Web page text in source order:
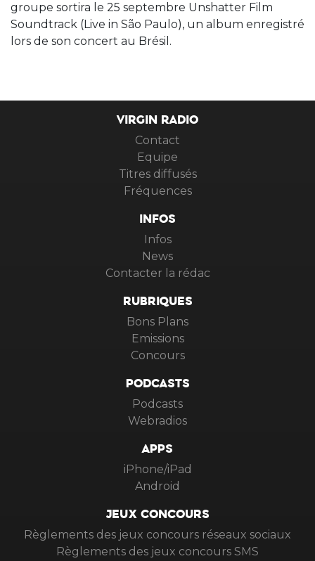
groupe sortira le 25 septembre Unshatter Film
Soundtrack (Live in São Paulo), un album enregistré
lors de son concert au Brésil.
VIRGIN RADIO
Contact
Equipe
Titres diffusés
Fréquences
INFOS
Infos
News
Contacter la rédac
RUBRIQUES
Bons Plans
Emissions
Concours
PODCASTS
Podcasts
Webradios
APPS
iPhone/iPad
Android
JEUX CONCOURS
Règlements des jeux concours réseaux sociaux
Règlements des jeux concours SMS